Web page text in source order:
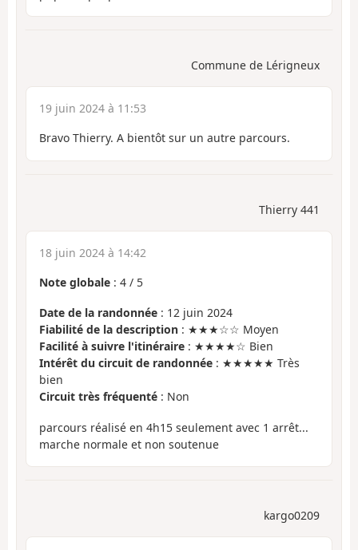
Commune de Lérigneux
19 juin 2024 à 11:53
Bravo Thierry. A bientôt sur un autre parcours.
Thierry 441
18 juin 2024 à 14:42
Note globale : 4 / 5
Date de la randonnée : 12 juin 2024
Fiabilité de la description : ★★★☆☆ Moyen
Facilité à suivre l'itinéraire : ★★★★☆ Bien
Intérêt du circuit de randonnée : ★★★★★ Très
bien
Circuit très fréquenté : Non
parcours réalisé en 4h15 seulement avec 1 arrêt...
marche normale et non soutenue
kargo0209